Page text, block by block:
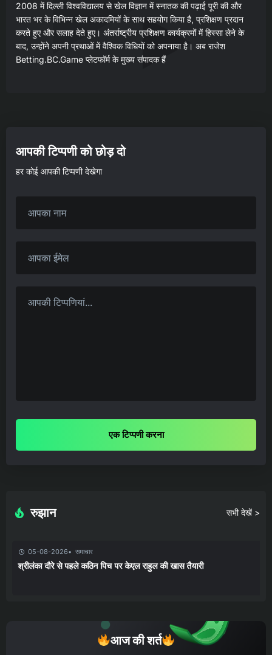
2008 में दिल्ली विश्वविद्यालय से खेल विज्ञान में स्नातक की पढ़ाई पूरी की और
भारत भर के विभिन्न खेल अकादमियों के साथ सहयोग किया है, प्रशिक्षण प्रदान
करते हुए और सलाह देते हुए। अंतर्राष्ट्रीय प्रशिक्षण कार्यक्रमों में हिस्सा लेने के
बाद, उन्होंने अपनी प्रथाओं में वैश्विक विधियों को अपनाया है। अब राजेश
Betting.BC.Game प्लेटफॉर्म के मुख्य संपादक हैं
आपकी टिप्पणी को छोड़ दो
हर कोई आपकी टिप्पणी देखेगा
एक टिप्पणी करना
रुझान सभी देखें >
05-08-2026 समाचार
श्रीलंका दौरे से पहले कठिन पिच पर केएल राहुल की खास तैयारी
आज की शर्त